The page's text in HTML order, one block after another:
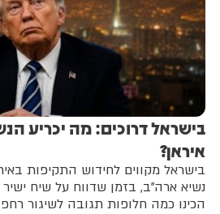
בישראל דרוכים: מה יכריע
איראן?
בישראל מקווים לחידוש התקיפות
נשיא ארה"ב, בזמן שדווח על שיח
הכינו כמה חלופות תגובה לשיגור